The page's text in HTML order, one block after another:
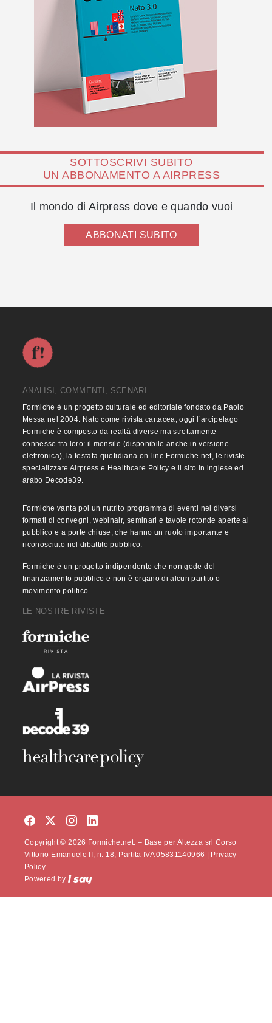
SOTTOSCRIVI SUBITO
UN ABBONAMENTO A AIRPRESS
Il mondo di Airpress dove e quando vuoi
ABBONATI SUBITO
ANALISI, COMMENTI, SCENARI
Formiche è un progetto culturale ed editoriale fondato da Paolo
Messa nel 2004. Nato come rivista cartacea, oggi l’arcipelago
Formiche è composto da realtà diverse ma strettamente
connesse fra loro: il mensile (disponibile anche in versione
elettronica), la testata quotidiana on-line Formiche.net, le riviste
specializzate Airpress e Healthcare Policy e il sito in inglese ed
arabo Decode39.
Formiche vanta poi un nutrito programma di eventi nei diversi
formati di convegni, webinair, seminari e tavole rotonde aperte al
pubblico e a porte chiuse, che hanno un ruolo importante e
riconosciuto nel dibattito pubblico.
Formiche è un progetto indipendente che non gode del
finanziamento pubblico e non è organo di alcun partito o
movimento politico.
LE NOSTRE RIVISTE
Copyright © 2026 Formiche.net. – Base per Altezza srl Corso
Vittorio Emanuele II, n. 18, Partita IVA 05831140966 | Privacy
Policy.
Powered by